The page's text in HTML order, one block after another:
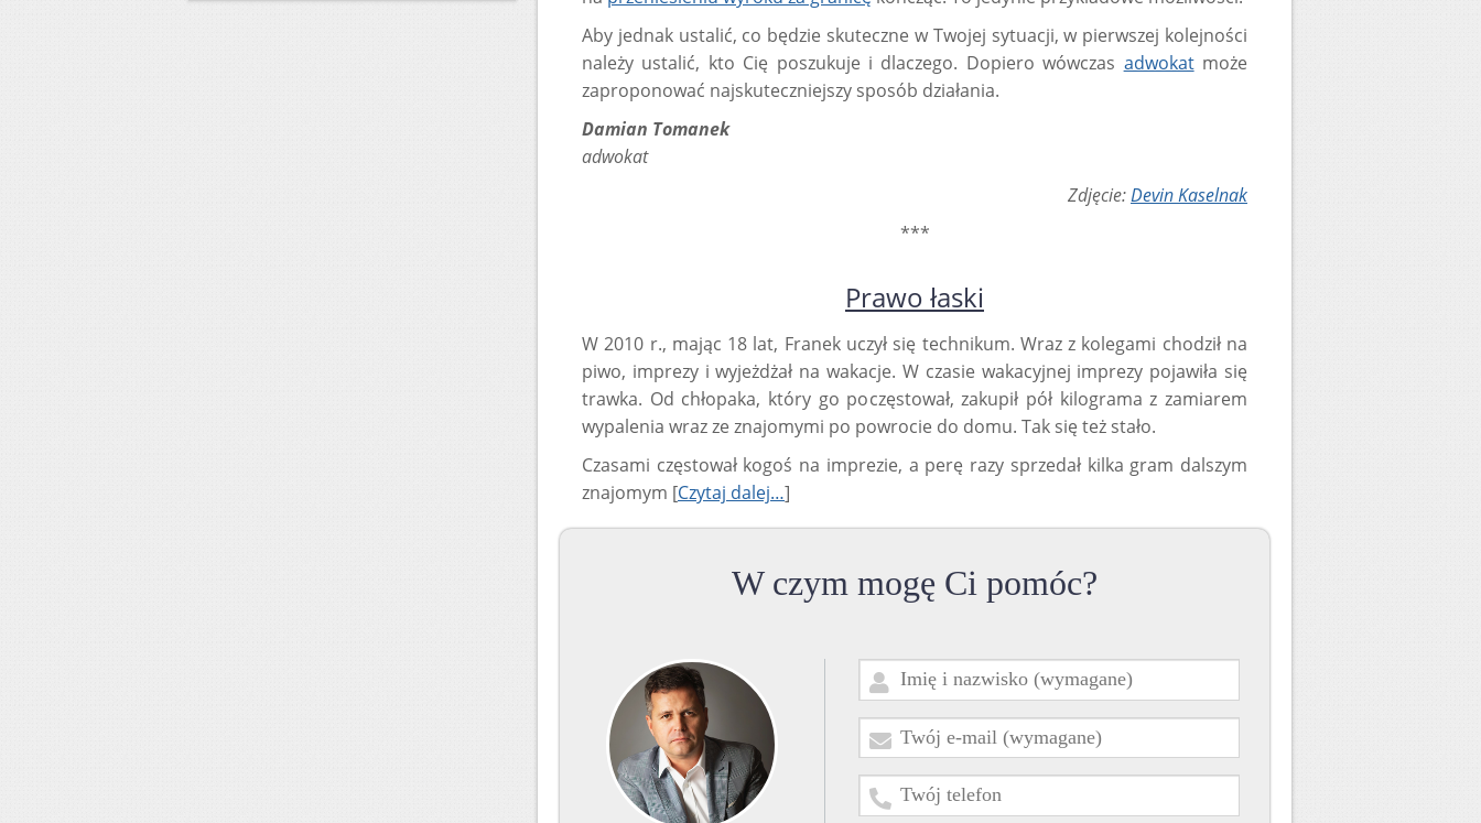
Aby jednak ustalić, co będzie skuteczne w Twojej sytuacji, w pierwszej kolejności
należy ustalić, kto Cię poszukuje i dlaczego. Dopiero wówczas adwokatmoże
zaproponować najskuteczniejszy sposób działania.
Damian Tomanek
adwokat
Zdjęcie:Devin Kaselnak
***
Prawo łaski
W 2010 r., mając 18 lat, Franek uczył się technikum. Wraz z kolegami chodził na
piwo, imprezy i wyjeżdżał na wakacje. W czasie wakacyjnej imprezy pojawiła się
trawka. Od chłopaka, który go poczęstował, zakupił pół kilograma z zamiarem
wypalenia wraz ze znajomymi po powrocie do domu. Tak się też stało.
Czasami częstował kogoś na imprezie, a perę razy sprzedał kilka gram dalszym
znajomym [Czytaj dalej…]
W czym mogę Ci pomóc?